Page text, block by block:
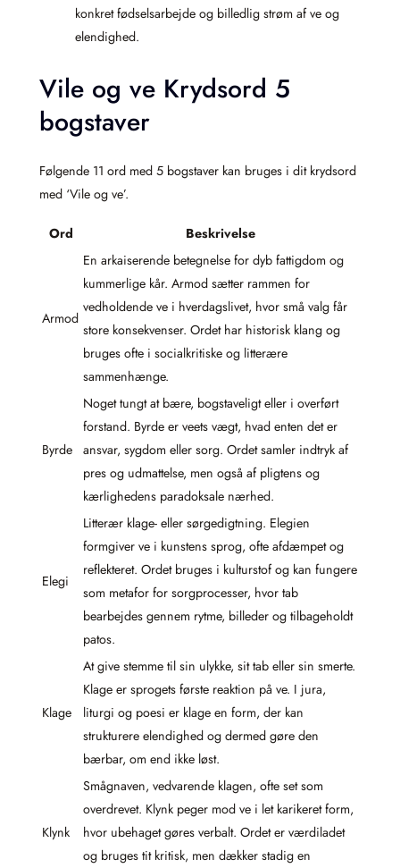
konkret fødselsarbejde og billedlig strøm af ve og
elendighed.
Vile og ve Krydsord 5
bogstaver
Følgende 11 ord med 5 bogstaver kan bruges i dit krydsord
med ‘Vile og ve’.
Ord Beskrivelse
Armod
En arkaiserende betegnelse for dyb fattigdom og
kummerlige kår. Armod sætter rammen for
vedholdende ve i hverdagslivet, hvor små valg får
store konsekvenser. Ordet har historisk klang og
bruges ofte i socialkritiske og litterære
sammenhænge.
Byrde
Noget tungt at bære, bogstaveligt eller i overført
forstand. Byrde er veets vægt, hvad enten det er
ansvar, sygdom eller sorg. Ordet samler indtryk af
pres og udmattelse, men også af pligtens og
kærlighedens paradoksale nærhed.
Elegi
Litterær klage- eller sørgedigtning. Elegien
formgiver ve i kunstens sprog, ofte afdæmpet og
reflekteret. Ordet bruges i kulturstof og kan fungere
som metafor for sorgprocesser, hvor tab
bearbejdes gennem rytme, billeder og tilbageholdt
patos.
Klage
At give stemme til sin ulykke, sit tab eller sin smerte.
Klage er sprogets første reaktion på ve. I jura,
liturgi og poesi er klage en form, der kan
strukturere elendighed og dermed gøre den
bærbar, om end ikke løst.
Klynk
Smågnaven, vedvarende klagen, ofte set som
overdrevet. Klynk peger mod ve i let karikeret form,
hvor ubehaget gøres verbalt. Ordet er værdiladet
og bruges tit kritisk, men dækker stadig en